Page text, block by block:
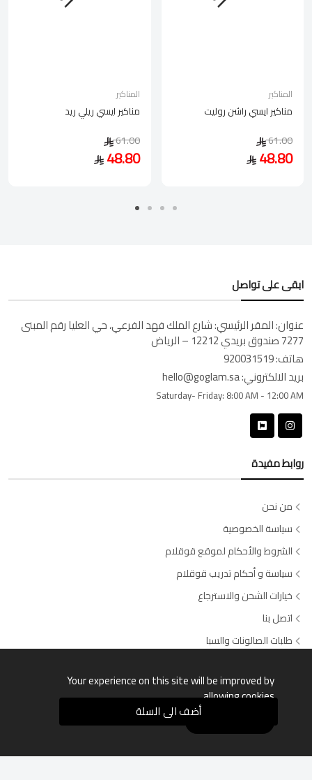
أضف الى السلة
المناكير
مناكير ايسي ريلي ريد
61.00
48.80
المناكير
مناكير ايسي راشن روليت
61.00
48.80
ابقى على تواصل
عنوان:المقر الرئيسي: شارع الملك فهد الفرعي، حي العليا رقم المبنى
7277 صندوق بريدي 12212 – الرياض
هاتف:920031519
بريد الالكتروني:hello@goglam.sa
Saturday- Friday: 8:00 AM - 12:00 AM
روابط مفيدة
من نحن
سياسة الخصوصية
الشروط والأحكام لموقع قوقلام
سياسة و أحكام تدريب قوقلام
خيارات الشحن والاسترجاع
اتصل بنا
طلبات الصالونات والسبا
Your experience on this site will be improved by
allowing cookies.